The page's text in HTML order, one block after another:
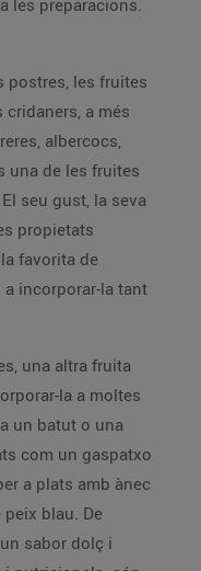
les preparacions.
postres, les fruites
cridaners, a més
albercocs,
una de les fruites
seu gust, la seva
propietats
favorita de
incorporar-la tant
una altra fruita
la a moltes
un batut o una
com un gaspatxo
a plats amb ànec
peix blau. De
sabor dolç i